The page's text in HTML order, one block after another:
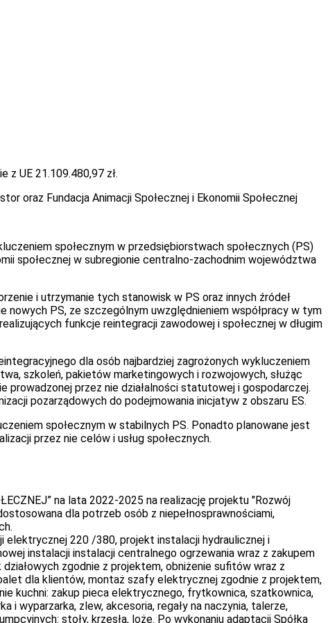
z UE 21.109.480,97 zł.
oraz Fundacja Animacji Społecznej i Ekonomii Społecznej
społecznym w przedsiębiorstwach społecznych (PS)
społecznej w subregionie centralno-zachodnim województwa
i utrzymanie tych stanowisk w PS oraz innych źródeł
nowych PS, ze szczególnym uwzględnieniem współpracy w tym
funkcje reintegracji zawodowej i społecznej w długim
dla osób najbardziej zagrożonych wykluczeniem
szkoleń, pakietów marketingowych i rozwojowych, służąc
przez nie działalności statutowej i gospodarczej.
pozarządowych do podejmowania inicjatyw z obszaru ES.
społecznym w stabilnych PS. Ponadto planowane jest
przez nie celów i usług społecznych.
na lata 2022-2025 na realizację projektu "Rozwój
dla potrzeb osób z niepełnosprawnościami,
elektrycznej 220 /380, projekt instalacji hydraulicznej i
instalacji instalacji centralnego ogrzewania wraz z zakupem
zgodnie z projektem, obniżenie sufitów wraz z
dla klientów, montaż szafy elektrycznej zgodnie z projektem,
kuchni: zakup pieca elektrycznego, frytkownica, szatkownica,
i wyparzarka, zlew, akcesoria, regały na naczynia, talerze,
stoły, krzesła, loże. Po wykonaniu adaptacji Spółka